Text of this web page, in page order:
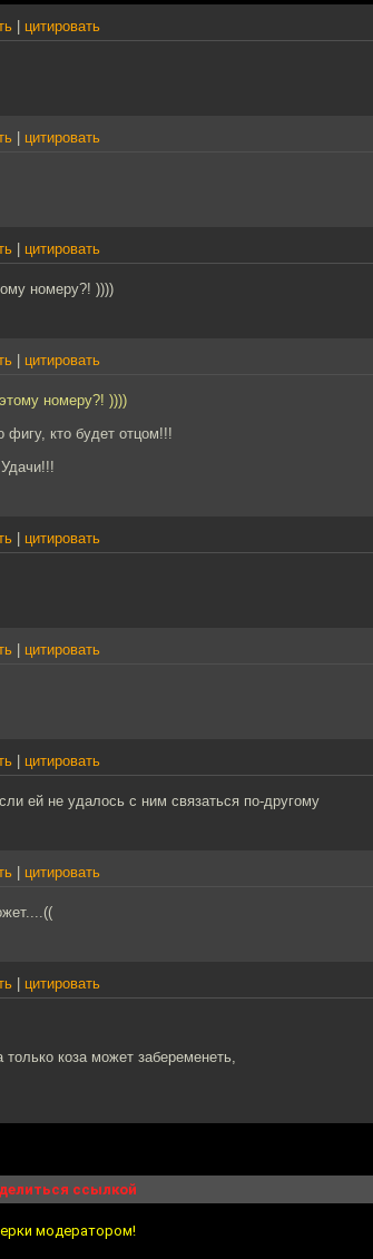
цитировать
цитировать
цитировать
номеру?! ))))
цитировать
номеру?! ))))
кто будет отцом!!!
цитировать
цитировать
цитировать
ей не удалось с ним связаться по-другому
цитировать
цитировать
коза может забеременеть,
ссылкой
модератором!